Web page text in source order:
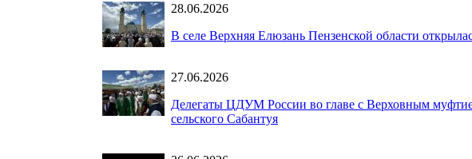
28.06.2026
В селе Верхняя Елюзань Пензенской области
27.06.2026
Делегаты ЦДУМ России во главе с Верховным
сельского Сабантуя